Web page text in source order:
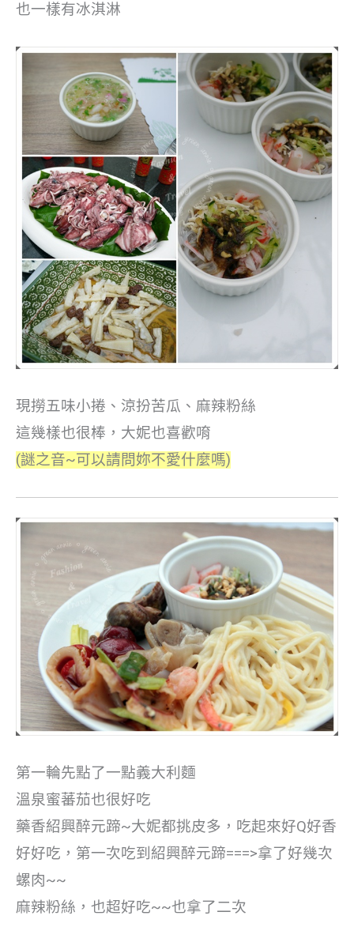
也一樣有冰淇淋
現撈五味小捲、涼扮苦瓜、麻辣粉絲
這幾樣也很棒，大妮也喜歡唷
(謎之音~可以請問妳不愛什麼嗎)
第一輪先點了一點義大利麵
溫泉蜜蕃茄也很好吃
藥香紹興醉元蹄~大妮都挑皮多，吃起來好Q好香
好好吃，第一次吃到紹興醉元蹄===>拿了好幾次
螺肉~~
麻辣粉絲，也超好吃~~也拿了二次